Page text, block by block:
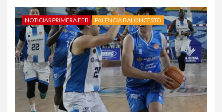
NOTICIAS PRIMERA FEB PALENCIA BALONCESTO